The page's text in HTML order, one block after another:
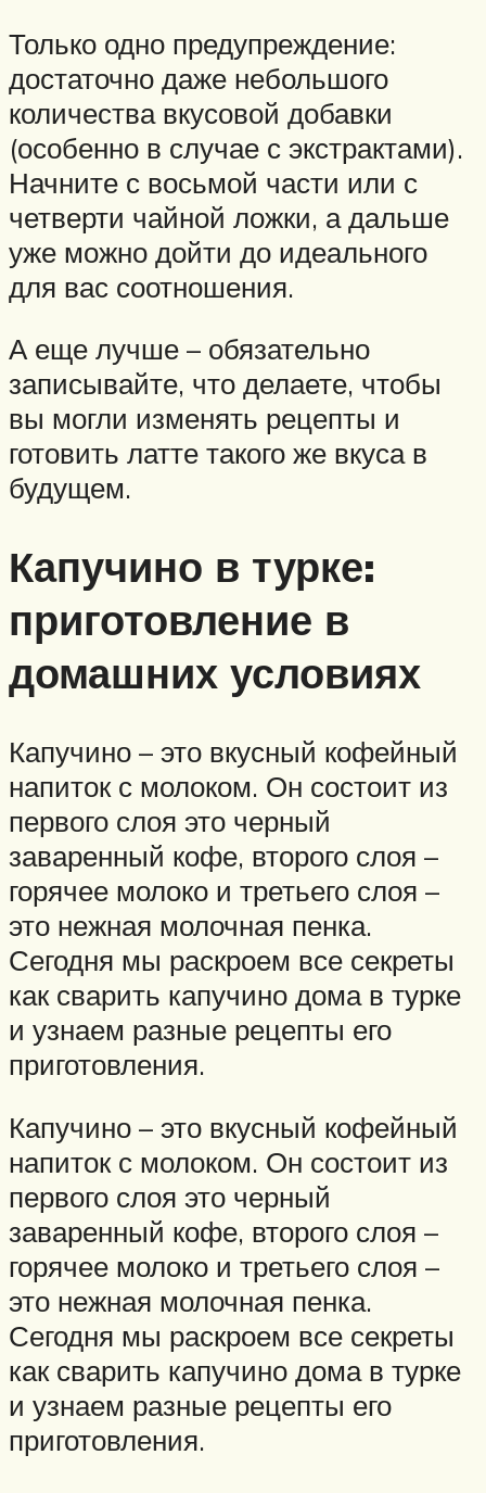
Только одно предупреждение:
достаточно даже небольшого
количества вкусовой добавки
(особенно в случае с экстрактами).
Начните с восьмой части или с
четверти чайной ложки, а дальше
уже можно дойти до идеального
для вас соотношения.
А еще лучше – обязательно
записывайте, что делаете, чтобы
вы могли изменять рецепты и
готовить латте такого же вкуса в
будущем.
Капучино в турке:
приготовление в
домашних условиях
Капучино – это вкусный кофейный
напиток с молоком. Он состоит из
первого слоя это черный
заваренный кофе, второго слоя –
горячее молоко и третьего слоя –
это нежная молочная пенка.
Сегодня мы раскроем все секреты
как сварить капучино дома в турке
и узнаем разные рецепты его
приготовления.
Капучино – это вкусный кофейный
напиток с молоком. Он состоит из
первого слоя это черный
заваренный кофе, второго слоя –
горячее молоко и третьего слоя –
это нежная молочная пенка.
Сегодня мы раскроем все секреты
как сварить капучино дома в турке
и узнаем разные рецепты его
приготовления.